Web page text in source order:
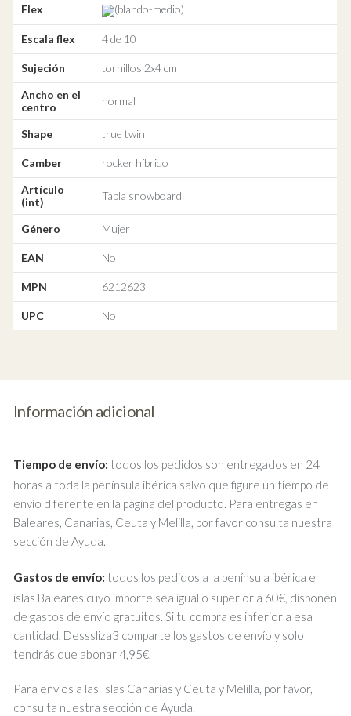
Flex (blando-medio)
Escala flex 4 de 10
Sujeción
tornillos 2x4 cm
Ancho en el
centro
normal
Shape true twin
Camber
rocker híbrido
Artículo
(int)
Tabla snowboard
Género Mujer
EAN No
MPN 6212623
UPC No
Información adicional
Tiempo de envío: todos los pedidos son entregados en 24
horas a toda la península ibérica salvo que figure un tiempo de
envío diferente en la página del producto. Para entregas en
Baleares, Canarias, Ceuta y Melilla, por favor consulta nuestra
sección de Ayuda.
Gastos de envío: todos los pedidos a la península ibérica e
islas Baleares cuyo importe sea igual o superior a 60€, disponen
de gastos de envío gratuitos. Si tu compra es inferior a esa
cantidad, Desssliza3 comparte los gastos de envío y solo
tendrás que abonar 4,95€.
Para envíos a las Islas Canarias y Ceuta y Melilla, por favor,
consulta nuestra sección de Ayuda.